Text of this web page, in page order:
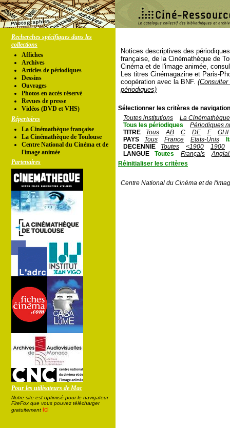
Recherches spécifiques dans les
collections
Affiches
Archives
Articles de périodiques
Dessins
Ouvrages
Photos en accés réservé
Revues de presse
Vidéos (DVD et VHS)
Répertoires
La Cinémathèque française
La Cinémathèque de Toulouse
Centre National du Cinéma et de
l'image animée
Partenaires
Pour les utilisateurs de Mac
Notre site est optimisé pour le navigateur
FireFox que vous pouvez télécharger
gratuitement ici
Notices descriptives des
française, de la Cinémathèque de
Cinéma et de l'image animée,
Les titres Cinémagazine et Paris-
coopération avec la BNF.
périodiques)
Sélectionner les critères de
Toutes institutions
La
Tous les périodiques
Périodiques
TITRE
Tous AB C DE F
GHI
PAYS
Tous France Etats-Unis
DECENNIE
Toutes <1900
1900
LANGUE
Toutes Français
Réinitialiser les critères
Centre National du Cinéma et de